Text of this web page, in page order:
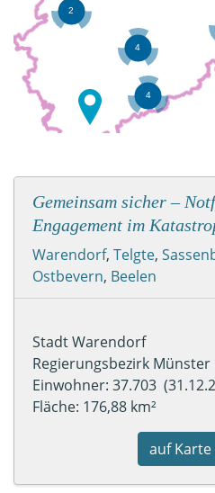
Gemeinsam sicher –
Engagement im
Warendorf, Telgte,
Ostbevern, Beelen
Stadt Warendorf
Regierungsbezirk Münster
Einwohner: 37.703
Fläche: 176,88 km²
auf Karte